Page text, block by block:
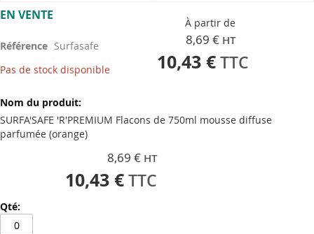
EN VENTE
Référence Surfasafe
Pas de stock disponible
À partir de
8,69 €
10,43 €
du
produit
groupé
SURFA'SAFE 'R'PREMIUM Flacons de 750ml mousse diffuse
parfumée (orange)
8,69 €
10,43 €
Skip
to
beginning
of
the
gallery